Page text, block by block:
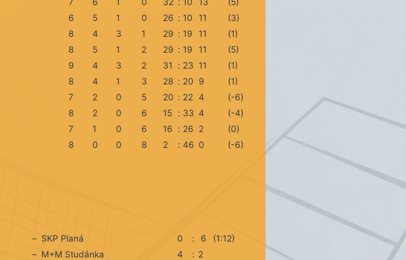
6 5 1 0 26 : 10 11
(3)
8 4 3 1 29 : 19 11
(1)
8 5 1 2 29 : 19 11
(5)
9 4 3 2 31 : 23 11
(1)
8 4 1 3 28 : 20 9
(1)
7 2 0 5 20 : 22 4
(-6)
8 2 0 6 15 : 33 4
(-4)
7 1 0 6 16 : 26 2
(0)
8 0 0 8 2 : 46 0 (-6)
– SKP Planá 0 : 6
(1:12)
– M+M Studánka 4 : 2